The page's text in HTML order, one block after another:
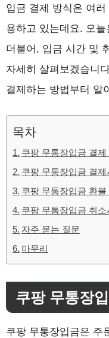
입금 결제 방식은 여
용하고 있는데요. 오
더불어, 입금 시간 및
자세히 살펴보겠습니
결제하는 방법부터 알
목차
쿠팡 무통장입금 결제
쿠팡 무통장입금 결
쿠팡 무통장입금 환
쿠팡 무통장입금 취
자주 묻는 질문
마무리
쿠팡 무통장
쿠팡 무통장입금은 주